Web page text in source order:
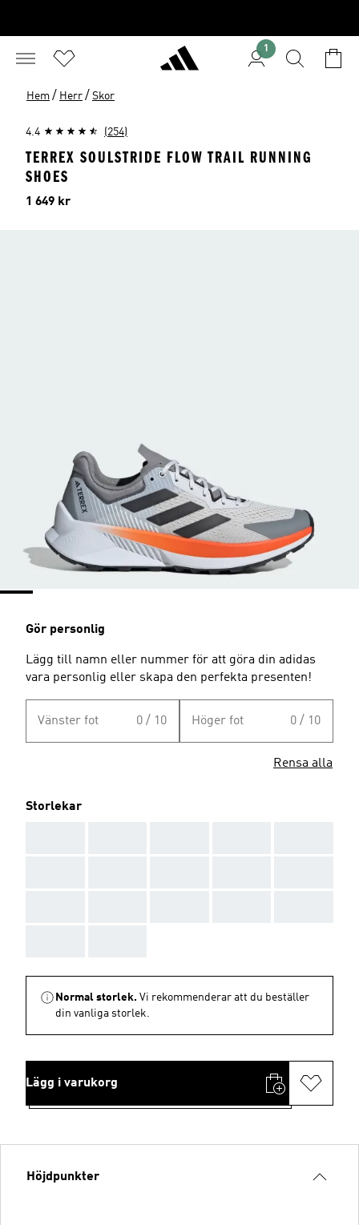
1
Hem / Herr / Skor
4.4 (254)
TERREX SOULSTRIDE FLOW TRAIL RUNNING
SHOES
Pris
1 649 kr
Gör personlig
Lägg till namn eller nummer för att göra din adidas
vara personlig eller skapa den perfekta presenten!
Vänster fot 0 / 10 Höger fot 0 / 10
Rensa alla
Storlekar
Normal storlek. Vi rekommenderar att du beställer
din vanliga storlek.
Lägg i varukorg
Höjdpunkter